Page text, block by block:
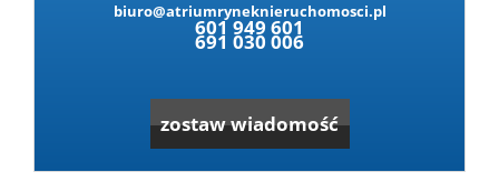
biuro@atriumryneknieruchomosci.pl
601 949 601
691 030 006
zostaw wiadomość